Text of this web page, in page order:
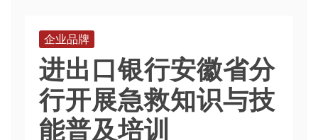
企业品牌
进出口银行安徽省分
行开展急救知识与技
能普及培训